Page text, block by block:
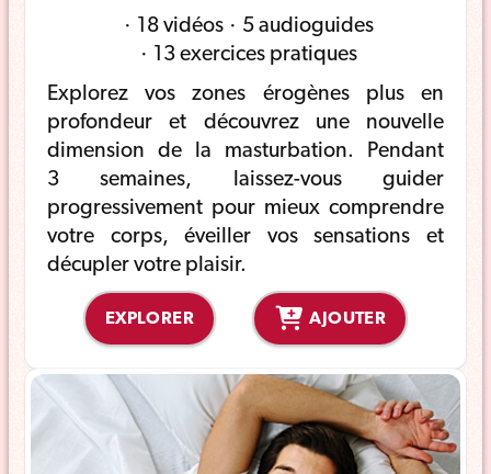
18 vidéos
5 audioguides
13 exercices pratiques
Explorez vos zones érogènes plus en
profondeur et découvrez une nouvelle
dimension de la masturbation. Pendant
3 semaines, laissez-vous guider
progressivement pour mieux comprendre
votre corps, éveiller vos sensations et
décupler votre plaisir.
EXPLORER AJOUTER